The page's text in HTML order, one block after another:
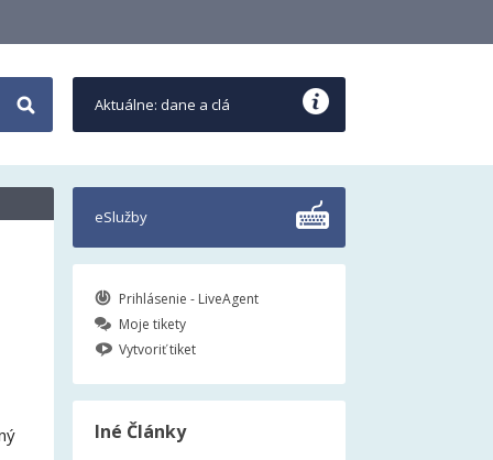
Aktuálne: dane a clá
eSlužby
Prihlásenie - LiveAgent
Moje tikety
Vytvoriť tiket
Iné Články